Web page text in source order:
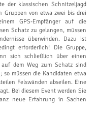
der klassischen Schnitzeljagd
Gruppen von etwa zwei bis drei
GPS-Empfänger auf die
Schatz zu gelangen, müssen
überwinden. Dazu ist
erforderlich! Die Gruppe,
sich schließlich über einen
dem Weg zum Schatz sind
so müssen die Kandidaten etwa
Felswänden abseilen. Eine
Bei diesem Event werden Sie
neue Erfahrung in Sachen